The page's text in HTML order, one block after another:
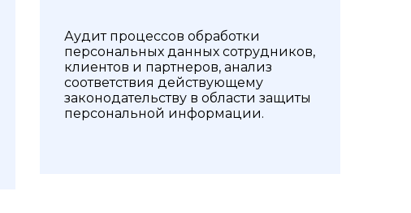
Аудит процессов обработки
персональных данных сотрудников,
клиентов и партнеров, анализ
соответствия действующему
законодательству в области защиты
персональной информации.